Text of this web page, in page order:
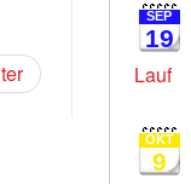
SEP
19
Lauf
OKT
9